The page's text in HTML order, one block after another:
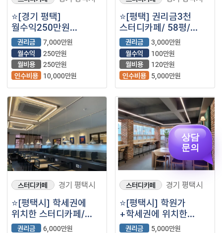
⭐[경기 평택]
월수익250만원
스터디카페/ 55평/
아파트대단지 메인상권
⭐
권리금
7,000만원
월수익
250만원
월비용
250만원
인수비용
10,000만원
⭐️[평택] 권리금3천
스터디카페/ 58평/
주거상권⭐️
권리금
3,000만원
월수익
100만원
월비용
120만원
인수비용
5,000만원
스터디카페 경기 평택시
⭐️[평택시] 학세권에
위치한 스터디카페/
월수익300만원/ 70평
권리금
6,000만원
스터디카페 경기 평택시
⭐️[평택시] 학원가
+학세권에 위치한
월비용 낮은 스터디카페
권리금
5,000만원
상담
문의